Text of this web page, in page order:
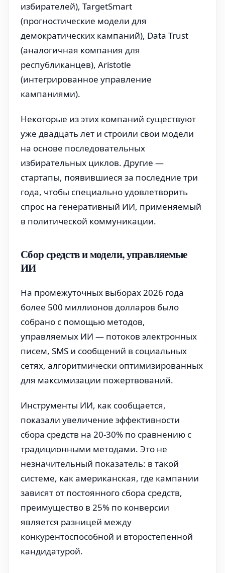
избирателей), TargetSmart
(прогностические модели для
демократических кампаний), Data Trust
(аналогичная компания для
республиканцев), Aristotle
(интегрированное управление
кампаниями).
Некоторые из этих компаний существуют
уже двадцать лет и строили свои модели
на основе последовательных
избирательных циклов. Другие —
стартапы, появившиеся за последние три
года, чтобы специально удовлетворить
спрос на генеративный ИИ, применяемый
в политической коммуникации.
Сбор средств и модели, управляемые
ИИ
На промежуточных выборах 2026 года
более 500 миллионов долларов было
собрано с помощью методов,
управляемых ИИ — потоков электронных
писем, SMS и сообщений в социальных
сетях, алгоритмически оптимизированных
для максимизации пожертвований.
Инструменты ИИ, как сообщается,
показали увеличение эффективности
сбора средств на 20-30% по сравнению с
традиционными методами. Это не
незначительный показатель: в такой
системе, как американская, где кампании
зависят от постоянного сбора средств,
преимущество в 25% по конверсии
является разницей между
конкурентоспособной и второстепенной
кандидатурой.